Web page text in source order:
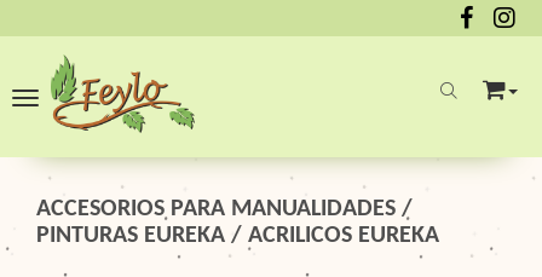
Toggle navigation
ACCESORIOS PARA MANUALIDADES /
PINTURAS EUREKA / ACRILICOS EUREKA